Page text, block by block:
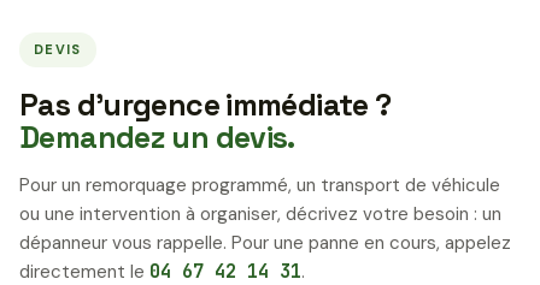
DEVIS
Pas d’urgence immédiate ?
Demandez un devis.
Pour un remorquage programmé, un transport de véhicule
ou une intervention à organiser, décrivez votre besoin : un
dépanneur vous rappelle. Pour une panne en cours, appelez
directement le 04 67 42 14 31.